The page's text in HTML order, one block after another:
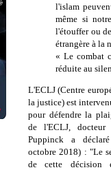
l'islam
même si
l'étouffer ou
étrangère à la
« Le combat
réduite au
L'ECLJ (Centre
la justice) est
pour défendre la
de l'ECLJ,
Puppinck a
octobre 2018) : "Le
de cette décision